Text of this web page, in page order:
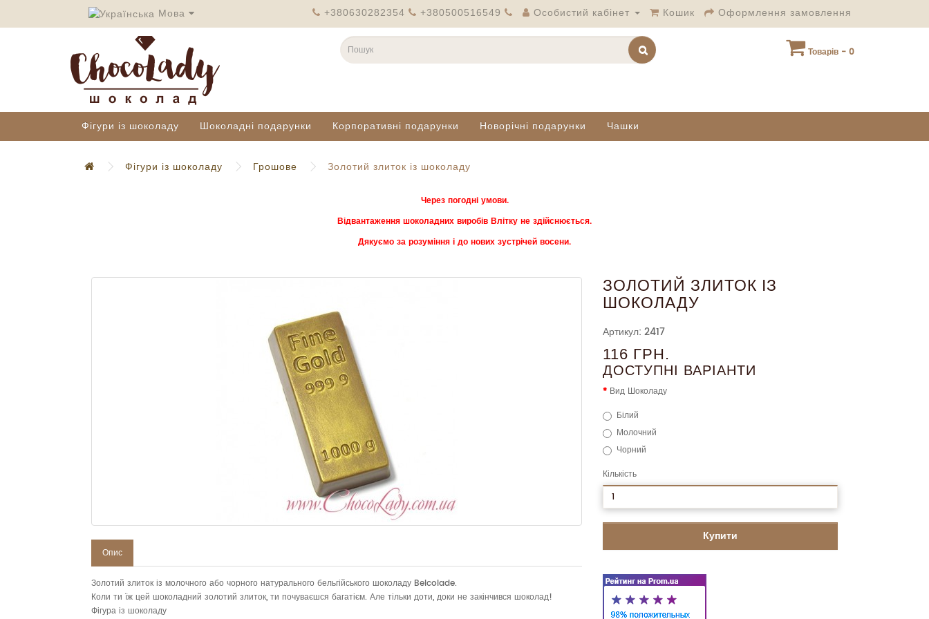
Мова +380630282354 +380500516549 Особистий кабінет Кошик Оформлення замовлення
Товарів - 0
Фігури із шоколаду Шоколадні подарунки Корпоративні подарунки Новорічні подарунки Чашки
Фігури із шоколаду Грошове Золотий злиток із шоколаду
Через погодні умови.
Відвантаження шоколадних виробів Влітку не здійснюється.
Дякуємо за розуміння і до нових зустрічей восени.
Опис
Золотий злиток із молочного або чорного натурального бельгійського шоколаду Belcolade.
Коли ти їж цей шоколадний золотий злиток, ти почуваєшся багатієм. Але тільки доти, доки не закінчився шоколад!
Фігура із шоколаду
ЗОЛОТИЙ ЗЛИТОК ІЗ
ШОКОЛАДУ
Артикул: 2417
116 ГРН.
ДОСТУПНІ ВАРІАНТИ
Вид Шоколаду
Білий
Молочний
Чорний
Кількість
Купити